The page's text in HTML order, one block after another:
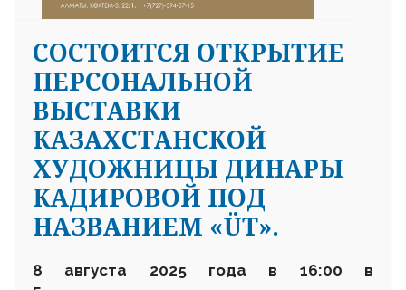
СОСТОИТСЯ ОТКРЫТИЕ
ПЕРСОНАЛЬНОЙ
ВЫСТАВКИ
КАЗАХСТАНСКОЙ
ХУДОЖНИЦЫ ДИНАРЫ
КАДИРОВОЙ ПОД
НАЗВАНИЕМ «ÜT».
8 августа 2025 года в 16:00 в